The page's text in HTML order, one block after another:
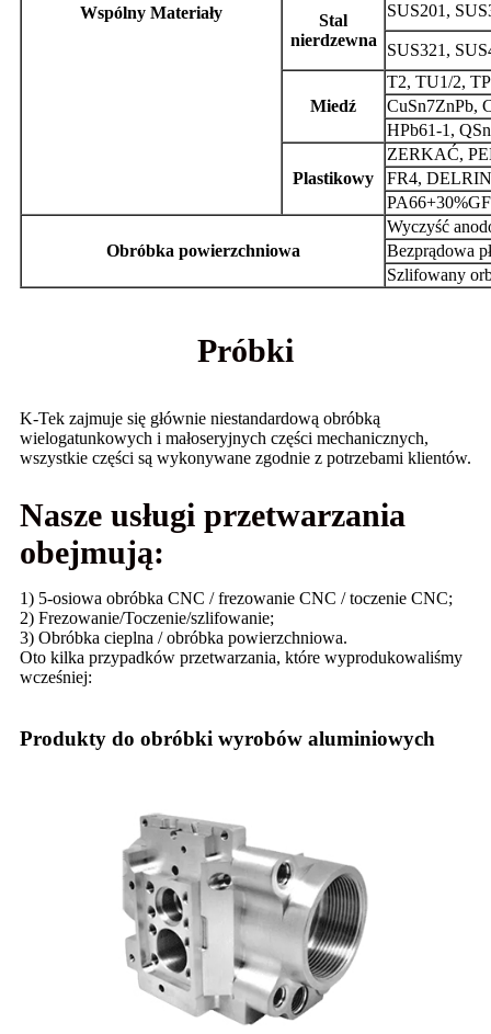
Wspólny Materiały
Stal
nierdzewna
SUS201 ,
SUS321 ,
Miedź
T2, TU1/2,
CuSn7ZnPb,
HPb61-1 ,
Plastikowy
ZERKAĆ,
FR4, DELRIN
PA66+30%GF
Obróbka powierzchniowa
Wyczyść
Bezprądowa
Szlifowany
Próbki
K-Tek zajmuje się głównie niestandardową obróbką
wielogatunkowych i małoseryjnych części mechanicznych,
wszystkie części są wykonywane zgodnie z potrzebami klientów.
Nasze usługi przetwarzania
obejmują:
1) 5-osiowa obróbka CNC / frezowanie CNC / toczenie CNC;
2) Frezowanie/Toczenie/szlifowanie;
3) Obróbka cieplna / obróbka powierzchniowa.
Oto kilka przypadków przetwarzania, które wyprodukowaliśmy
wcześniej:
Produkty do obróbki wyrobów aluminiowych